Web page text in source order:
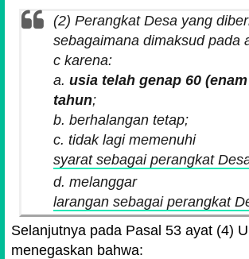
(2) Perangkat Desa yang
sebagaimana dimaksud pada
c karena:
a. usia telah genap 60
tahun;
b. berhalangan tetap;
c. tidak lagi memenuhi
syarat sebagai perangkat
d. melanggar
larangan sebagai perangkat
Selanjutnya pada Pasal 53 ayat (4)
menegaskan bahwa: